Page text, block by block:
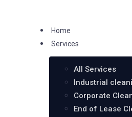
Home
Services
All Services
Industrial
Corporate
End of Lease